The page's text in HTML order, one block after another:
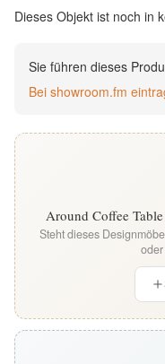
English
Deutsch
Dieses Objekt ist noch in
Sie führen dieses
Bei showroom.fm
Around Coffee
Steht dieses